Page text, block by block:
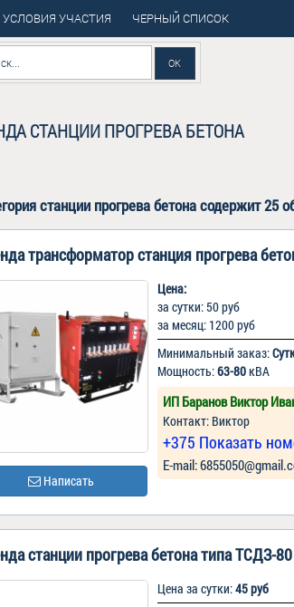
УСЛОВИЯ УЧАСТИЯ ЧЕРНЫЙ СПИСОК
СТАНЦИИ ПРОГРЕВА БЕТОНА
станции прогрева бетонасодержит 25
трансформатор станция прогрева
Написать
Цена:
за сутки: 50 руб
за месяц: 1200 руб
Минимальный заказ:
Мощность:63-80кВА
ИП Баранов Виктор
Контакт: Виктор
+375 Показать
Е-mail:
станции прогрева бетона типа ТСДЗ-80
Цена за сутки:45 руб